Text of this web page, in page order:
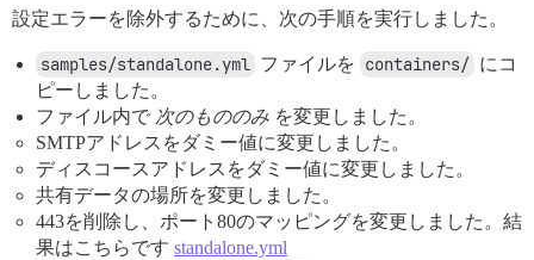
設定エラーを除外するために、次の手順を実行しました。
samples/standalone.yml ファイルを containers/ にコ
ピーしました。
ファイル内で 次のもののみ を変更しました。
SMTPアドレスをダミー値に変更しました。
ディスコースアドレスをダミー値に変更しました。
共有データの場所を変更しました。
443を削除し、ポート80のマッピングを変更しました。結
果はこちらです standalone.yml